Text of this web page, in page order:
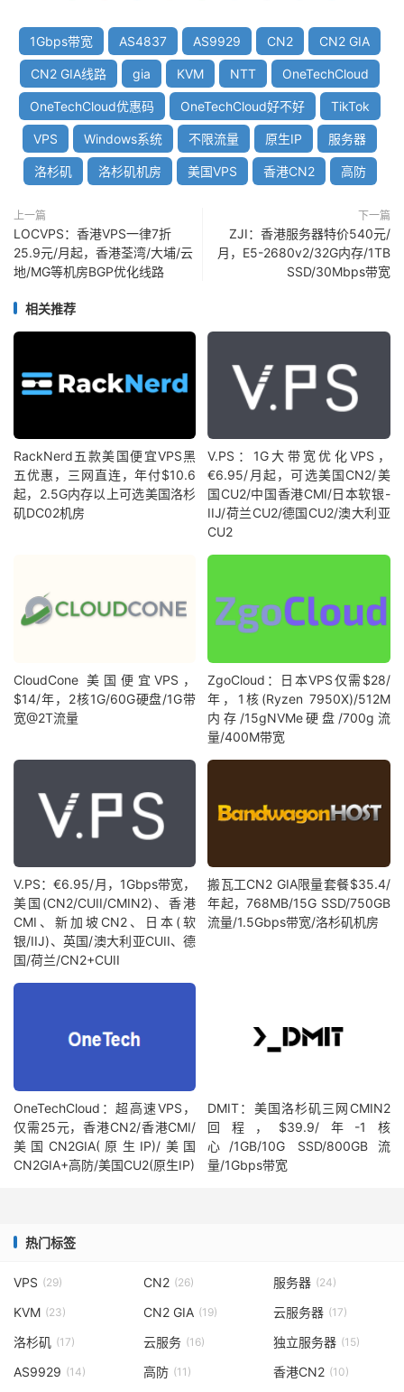
1Gbps带宽 AS4837 AS9929 CN2 CN2 GIA
CN2 GIA线路 gia KVM NTT OneTechCloud
OneTechCloud优惠码 OneTechCloud好不好 TikTok
VPS Windows系统 不限流量 原生IP 服务器
洛杉矶 洛杉矶机房 美国VPS 香港CN2 高防
上一篇
LOCVPS：香港VPS一律7折
25.9元/月起，香港荃湾/大埔/云
地/MG等机房BGP优化线路
下一篇
ZJI：香港服务器特价540元/
月，E5-2680v2/32G内存/1TB
SSD/30Mbps带宽
相关推荐
RackNerd五款美国便宜VPS黑
五优惠，三网直连，年付$10.6
起，2.5G内存以上可选美国洛杉
矶DC02机房
V.PS：1G大带宽优化VPS，
€6.95/月起，可选美国CN2/美
国CU2/中国香港CMI/日本软银-
IIJ/荷兰CU2/德国CU2/澳大利亚
CU2
CloudCone 美国便宜VPS，
$14/年，2核1G/60G硬盘/1G带
宽@2T流量
ZgoCloud：日本VPS仅需$28/
年，1核(Ryzen 7950X)/512M
内存/15gNVMe硬盘/700g流
量/400M带宽
V.PS：€6.95/月，1Gbps带宽，
美国(CN2/CUII/CMIN2)、香港
CMI、新加坡CN2、日本(软
银/IIJ)、英国/澳大利亚CUII、德
国/荷兰/CN2+CUII
搬瓦工CN2 GIA限量套餐$35.4/
年起，768MB/15G SSD/750GB
流量/1.5Gbps带宽/洛杉矶机房
OneTechCloud：超高速VPS，
仅需25元，香港CN2/香港CMI/
美国CN2GIA(原生IP)/美国
CN2GIA+高防/美国CU2(原生IP)
DMIT：美国洛杉矶三网CMIN2
回程，$39.9/年-1核
心/1GB/10G SSD/800GB流
量/1Gbps带宽
热门标签
VPS (29) CN2 (26) 服务器 (24)
KVM (23) CN2 GIA (19) 云服务器 (17)
洛杉矶 (17) 云服务 (16) 独立服务器 (15)
AS9929 (14) 高防 (11) 香港CN2 (10)